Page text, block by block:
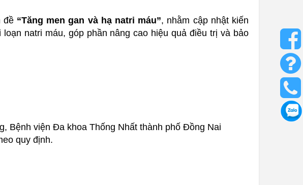
đề “Tăng men gan và hạ natri máu”, nhằm cập nhật kiến
natri máu, góp phần nâng cao hiệu quả điều trị và bảo
Bệnh viện Đa khoa Thống Nhất thành phố Đồng Nai
quy định.